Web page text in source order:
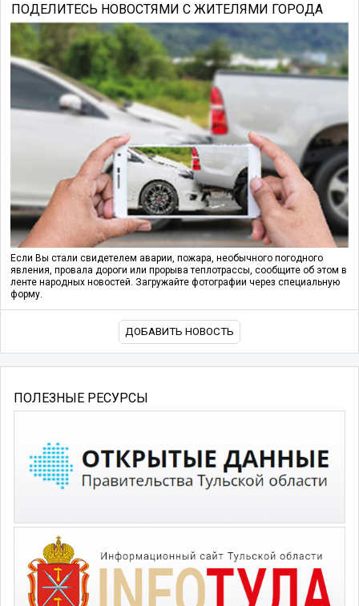
ПОДЕЛИТЕСЬ НОВОСТЯМИ С ЖИТЕЛЯМИ ГОРОДА
Если Вы стали свидетелем аварии, пожара, необычного погодного
явления, провала дороги или прорыва теплотрассы, сообщите об этом в
ленте народных новостей. Загружайте фотографии через специальную
форму.
ДОБАВИТЬ НОВОСТЬ
ПОЛЕЗНЫЕ РЕСУРСЫ